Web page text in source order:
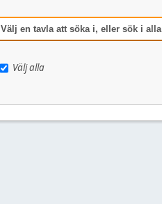
Välj en tavla att söka i, eller sök i alla
Välj alla